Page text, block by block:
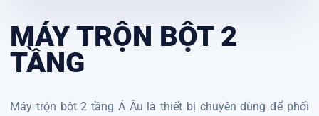
MÁY TRỘN BỘT 2
TẦNG
Máy trộn bột 2 tầng Á Âu là thiết bị chuyên dùng để phối